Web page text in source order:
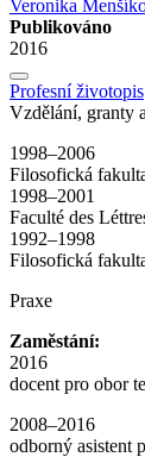
Veronika
Publikováno
2016
Profesní životopis
Vzdělání, granty
1998–2006
Filosofická
1998–2001
Faculté des
1992–1998
Filosofická
Praxe
Zaměstání:
2016
docent pro obor
2008–2016
odborný asistent